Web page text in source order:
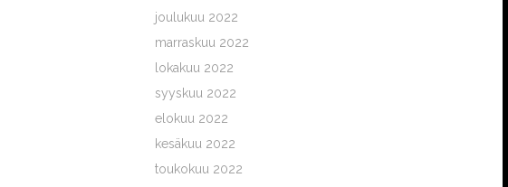
joulukuu 2022
marraskuu 2022
lokakuu 2022
syyskuu 2022
elokuu 2022
kesäkuu 2022
toukokuu 2022